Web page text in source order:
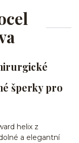
šperky pro
helix z
a elegantní